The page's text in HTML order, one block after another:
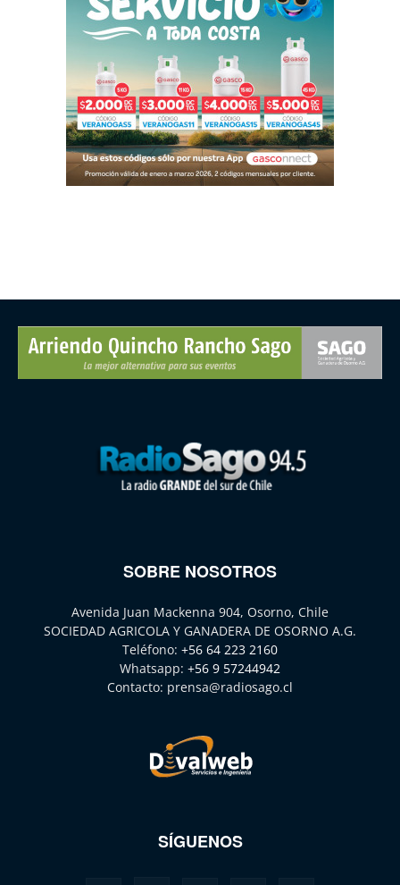
SOBRE NOSOTROS
Avenida Juan Mackenna 904, Osorno, Chile
SOCIEDAD AGRICOLA Y GANADERA DE OSORNO A.G.
Teléfono: +56 64 223 2160
Whatsapp: +56 9 57244942
Contacto: prensa@radiosago.cl
SÍGUENOS